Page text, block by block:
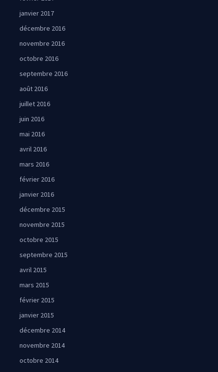
janvier 2017
décembre 2016
novembre 2016
octobre 2016
septembre 2016
août 2016
juillet 2016
juin 2016
mai 2016
avril 2016
mars 2016
février 2016
janvier 2016
décembre 2015
novembre 2015
octobre 2015
septembre 2015
avril 2015
mars 2015
février 2015
janvier 2015
décembre 2014
novembre 2014
octobre 2014